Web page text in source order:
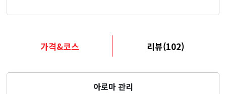
가격&코스 리뷰(102)
아로마 관리